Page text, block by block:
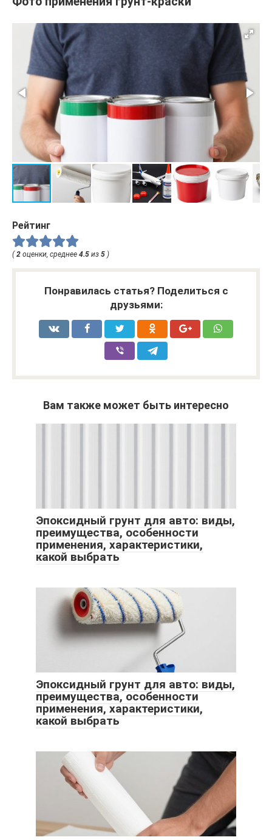
Рейтинг
(2 оценки, среднее 4.5 из 5 )
Понравилась статья? Поделиться с
друзьями:
Вам также может быть интересно
Эпоксидный грунт для авто: виды,
преимущества, особенности
применения, характеристики,
какой выбрать
Эпоксидный грунт для авто: виды,
преимущества, особенности
применения, характеристики,
какой выбрать